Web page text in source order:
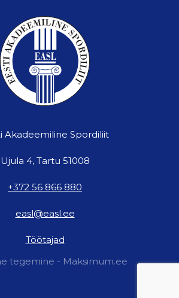
Akadeemiline Spordiliit
Ujula 4, Tartu 51008
+372 56 866 880
easl@easl.ee
Töötajad
tegemine - Maksimum.ee